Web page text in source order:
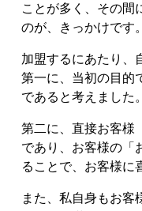
ことが多く、 その間
のが、きっかけです。
加盟するにあたり、
第一に、当初の目的
であると考えました。
第二に、直接お客様
であり、お客様の「
ることで、お客様に
また、私自身もお客